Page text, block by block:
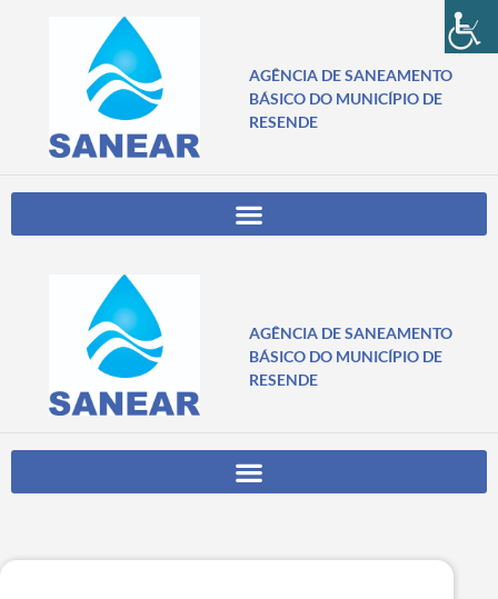
AGÊNCIA DE SANEAMENTO
BÁSICO DO MUNICÍPIO DE
RESENDE
AGÊNCIA DE SANEAMENTO
BÁSICO DO MUNICÍPIO DE
RESENDE